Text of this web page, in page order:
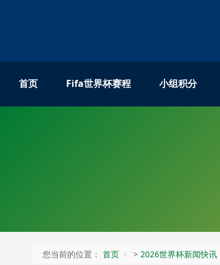
首页 Fifa世界杯赛程 小组积分
您当前的位置： 首页 > 2026世界杯新闻快讯